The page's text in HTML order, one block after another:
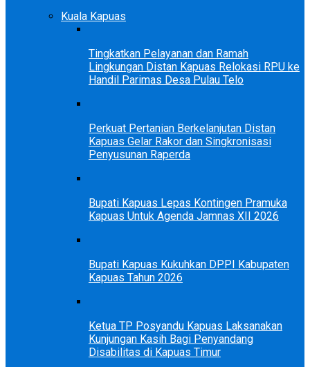
Kuala Kapuas
Tingkatkan Pelayanan dan Ramah
Lingkungan Distan Kapuas Relokasi RPU ke
Handil Parimas Desa Pulau Telo
Perkuat Pertanian Berkelanjutan Distan
Kapuas Gelar Rakor dan Singkronisasi
Penyusunan Raperda
Bupati Kapuas Lepas Kontingen Pramuka
Kapuas Untuk Agenda Jamnas XII 2026
Bupati Kapuas Kukuhkan DPPI Kabupaten
Kapuas Tahun 2026
Ketua TP Posyandu Kapuas Laksanakan
Kunjungan Kasih Bagi Penyandang
Disabilitas di Kapuas Timur